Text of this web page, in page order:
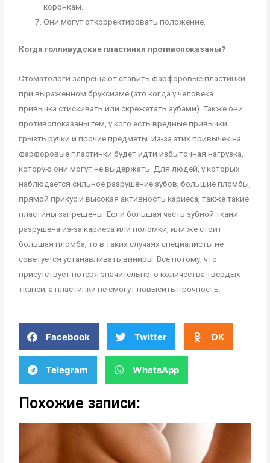
коронкам.
Они могут откорректировать положение.
Когда голливудские пластинки противопоказаны?
Стоматологи запрещают ставить фарфоровые пластинки
при выраженном бруксизме (это когда у человека
привычка стискивать или скрежетать зубами). Также они
противопоказаны тем, у кого есть вредные привычки
грызть ручки и прочие предметы. Из-за этих привычек на
фарфоровые пластинки будет идти избыточная нагрузка,
которую они могут не выдержать. Для людей, у которых
наблюдается сильное разрушение зубов, большие пломбы,
прямой прикус и высокая активность кариеса, также такие
пластины запрещены. Если большая часть зубной ткани
разрушена из-за кариеса или поломки, или же стоит
большая пломба, то в таких случаях специалисты не
советуется устанавливать виниры. Все потому, что
присутствует потеря значительного количества твердых
тканей, а пластинки не смогут повысить прочность.
Facebook Twitter OK
Telegram WhatsApp
Похожие записи: